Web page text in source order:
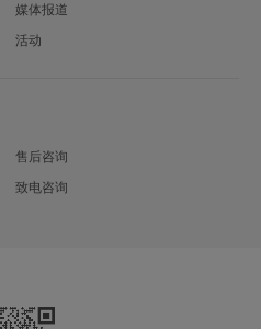
媒体报道
活动
售后咨询
致电咨询